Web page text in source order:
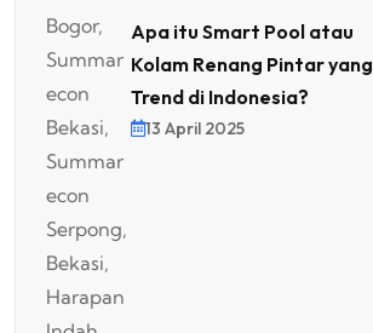
Apa itu Smart Pool atau
Kolam Renang Pintar yang
Trend di Indonesia?
13 April 2025